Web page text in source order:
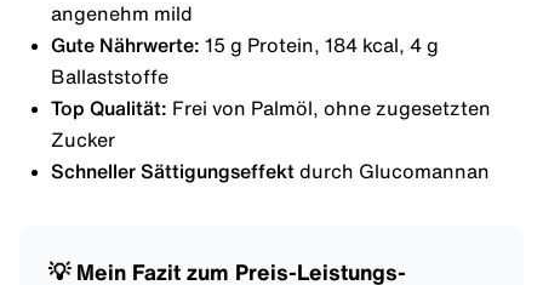
angenehm mild
Gute Nährwerte: 15 g Protein, 184 kcal, 4 g
Ballaststoffe
Top Qualität: Frei von Palmöl, ohne zugesetzten
Zucker
Schneller Sättigungseffektdurch Glucomannan
💡 Mein Fazit zum Preis-Leistungs-